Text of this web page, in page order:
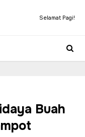
Selamat Pagi!
Buah